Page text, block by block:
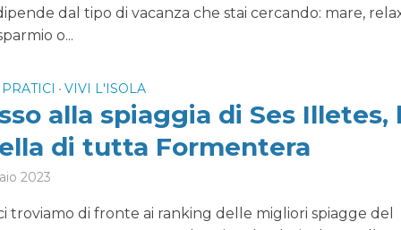
dal tipo di vacanza che stai cercando: mare,
o...
• VIVI L'ISOLA
alla spiaggia di Ses Illetes,
di tutta Formentera
2023
troviamo di fronte ai ranking delle migliori spiagge del